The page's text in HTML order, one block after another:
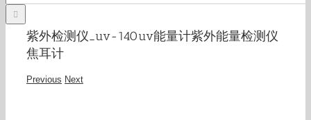
紫外检测仪_uv-140uv能量计紫外能量检测仪
焦耳计
Previous Next